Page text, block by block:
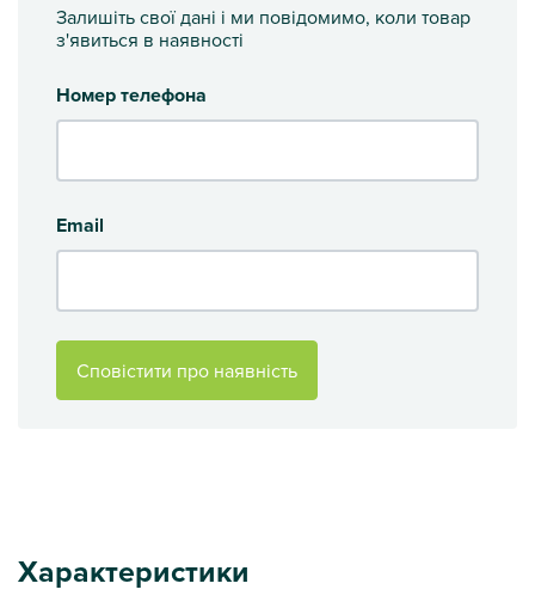
Залишіть свої дані і ми повідомимо, коли товар
з'явиться в наявності
Номер телефона
Email
Сповістити про наявність
Характеристики